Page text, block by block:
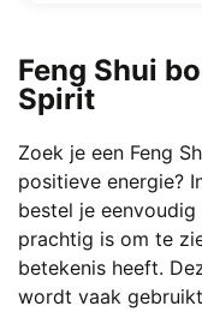
Feng Shui
Spirit
Zoek je een Feng
positieve energie?
bestel je
prachtig is om te
betekenis heeft.
wordt vaak